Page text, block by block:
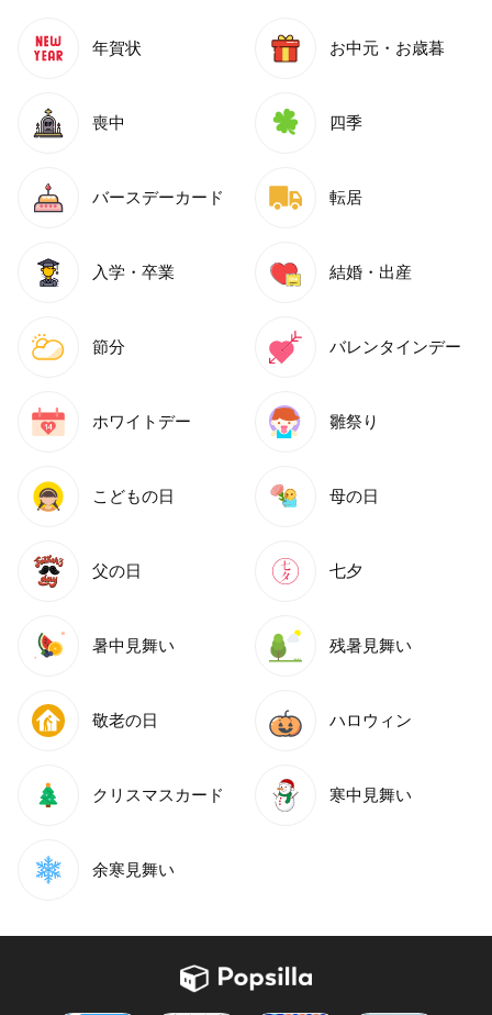
年賀状 お中元・お歳暮
喪中 四季
バースデーカード 転居
入学・卒業 結婚・出産
節分 バレンタインデー
ホワイトデー 雛祭り
こどもの日 母の日
父の日 七夕
暑中見舞い 残暑見舞い
敬老の日 ハロウィン
クリスマスカード 寒中見舞い
余寒見舞い